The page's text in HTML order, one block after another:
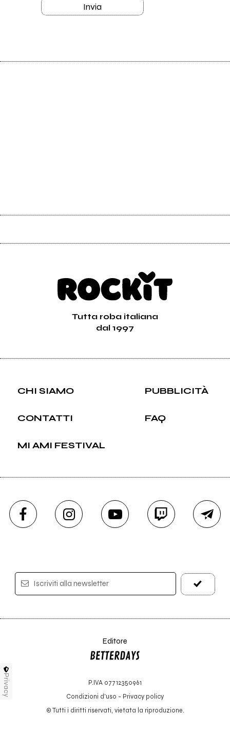
Invia
Tutta roba italiana
dal 1997
CHI SIAMO PUBBLICITÀ
CONTATTI FAQ
MI AMI FESTIVAL
Iscriviti alla newsletter
Editore
P.IVA 07712350961
Condizioni d'uso - Privacy policy
© Tutti i diritti riservati, vietata la riproduzione.
Privacy